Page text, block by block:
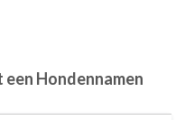
Hondennamen